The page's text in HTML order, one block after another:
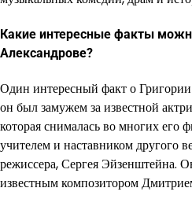
Какие интересные факты
Александрове?
Один интересный факт о
он был замужем за известной
которая снималась во многих его
учителем и наставником другого
режиссера, Сергея Эйзенштейна.
известным композитором